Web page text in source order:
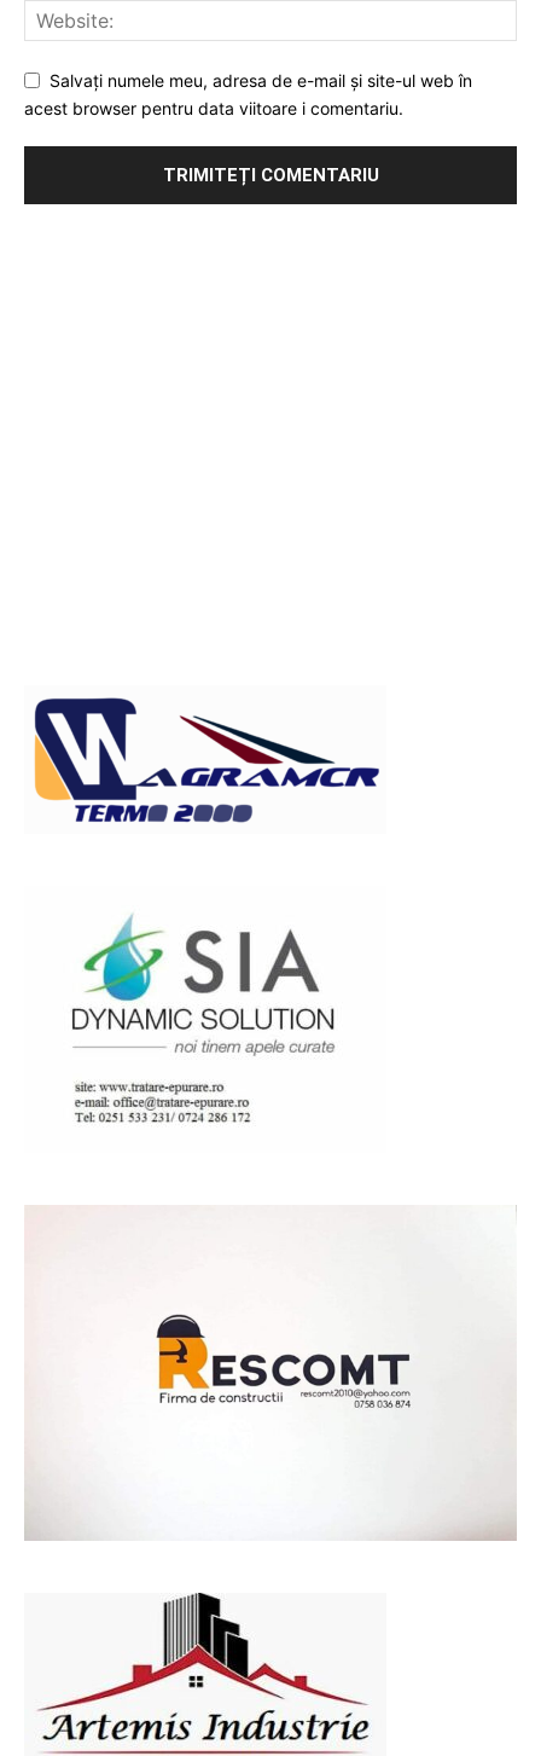
Salvați numele meu, adresa de e-mail și site-ul web în
acest browser pentru data viitoare i comentariu.